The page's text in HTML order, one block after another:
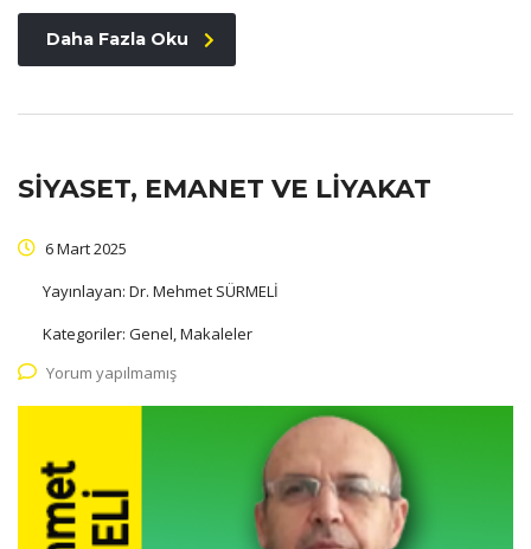
Daha Fazla Oku
SİYASET, EMANET VE LİYAKAT
6 Mart 2025
Yayınlayan: Dr. Mehmet SÜRMELİ
Kategoriler: Genel, Makaleler
Yorum yapılmamış